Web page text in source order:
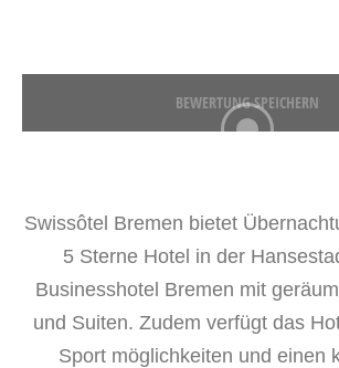
BEWERTUNG SPEICHERN
Swissôtel Bremen bietet
5 Sterne Hotel in der
Businesshotel Bremen mit
und Suiten. Zudem verfügt das
Sport möglichkeiten und einen